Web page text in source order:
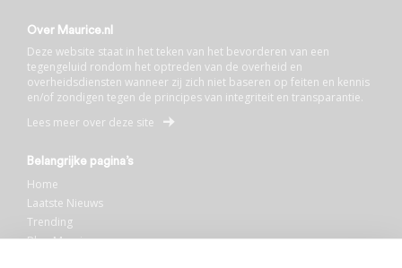
Over Maurice.nl
Deze website staat in het teken van het bevorderen van een
tegengeluid rondom het optreden van de overheid en
overheidsdiensten wanneer zij zich niet baseren op feiten en kennis
en/of zondigen tegen de principes van integriteit en transparantie.
Lees meer over deze site
Belangrijke pagina’s
Home
Laatste Nieuws
Trending
Blog Maurice